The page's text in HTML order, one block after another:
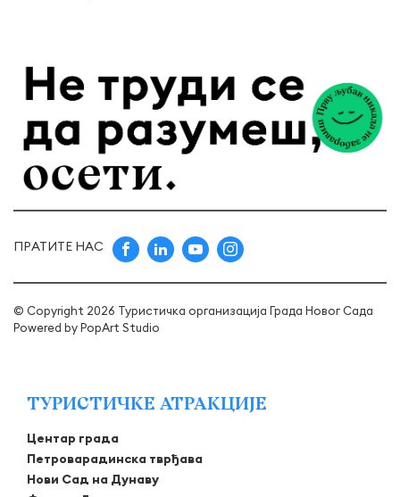
ПРАТИТЕ НАС
© Copyright 2026 Туристичка организација Града Новог Сада
Powered byPopArt Studio
ТУРИСТИЧКЕ АТРАКЦИЈЕ
Центар града
Петроварадинска тврђава
Нови Сад на Дунаву